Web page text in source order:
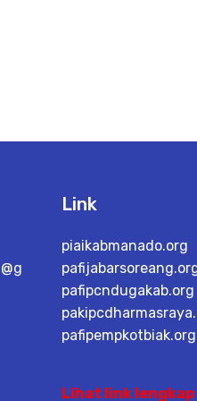
Link
piaikabmanado.org
pafipcndugakab.org
pafipempkotbiak.org
Lihat link lengkap